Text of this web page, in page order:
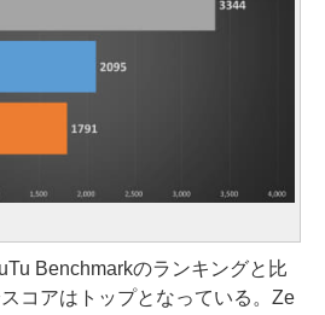
Benchmarkのランキングと比
コアはトップとなっている。Ze